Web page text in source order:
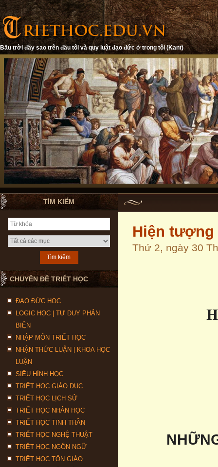
Bầu trời đầy sao trên đầu tôi và quy luật đạo đức ở trong tôi (Kant)
TÌM KIẾM
CHUYÊN ĐỀ TRIẾT HỌC
ĐẠO ĐỨC HỌC
LOGIC HỌC | TƯ DUY PHẢN
BIỆN
NHẬP MÔN TRIẾT HỌC
NHẬN THỨC LUẬN | KHOA HỌC
LUẬN
SIÊU HÌNH HỌC
TRIẾT HỌC GIÁO DỤC
TRIẾT HỌC LỊCH SỬ
TRIẾT HỌC NHÂN HỌC
TRIẾT HỌC TINH THẦN
TRIẾT HỌC NGHỆ THUẬT
TRIẾT HỌC NGÔN NGỮ
TRIẾT HỌC TÔN GIÁO
Hiện tượng
Thứ 2, ngày 30